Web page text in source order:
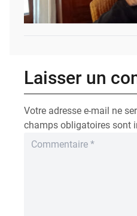
Laisser un
Votre adresse e-mail ne
champs obligatoires sont